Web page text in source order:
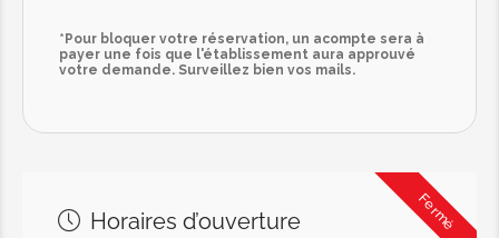
*Pour bloquer votre réservation, un acompte sera à
payer une fois que l'établissement aura approuvé
votre demande. Surveillez bien vos mails.
Fermé
Horaires d’ouverture